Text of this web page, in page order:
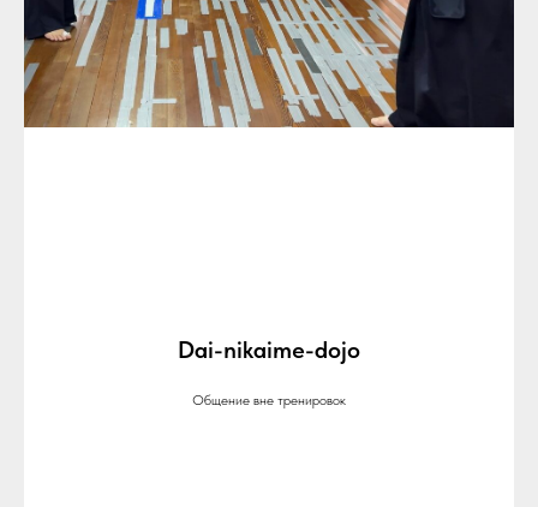
Dai-nikaime-dojo
Общение вне тренировок